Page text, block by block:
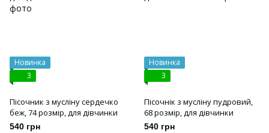
Новинка
3
Пісочник з мусліну сердечко
беж, 74 розмір, для дівчинки
540 грн
Новинка
3
Пісочнік з мусліну пудровий,
68 розмір, для дівчинки
540 грн